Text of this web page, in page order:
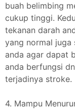
buah belimbing
cukup tinggi.
tekanan darah
yang normal juga
anda agar dapat
anda berfungsi
terjadinya stroke.
4. Mampu